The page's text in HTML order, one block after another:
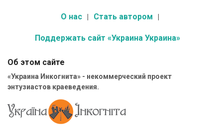
О нас Стать автором
Поддержать сайт «Украина Украина»
Об этом сайте
«Украина Инкогнита» - некоммерческий проект
энтузиастов краеведения.